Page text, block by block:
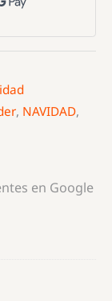
, NAVIDAD,
en Google